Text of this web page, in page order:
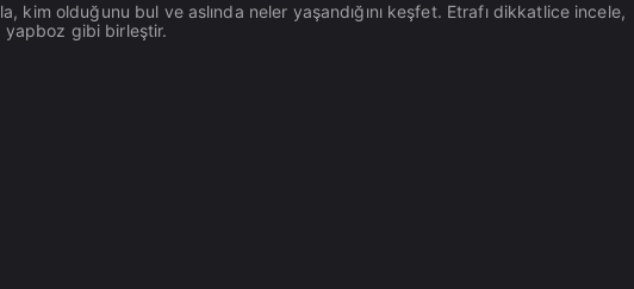
kim olduğunu bul ve aslında neler yaşandığını keşfet. Etrafı dikkatlice incele,
yapboz gibi birleştir.